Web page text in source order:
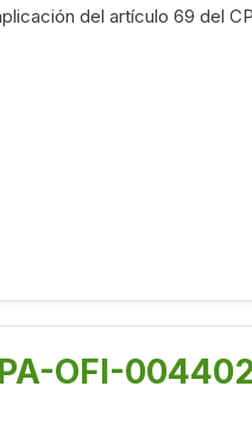
del artículo 69 del
OFI-